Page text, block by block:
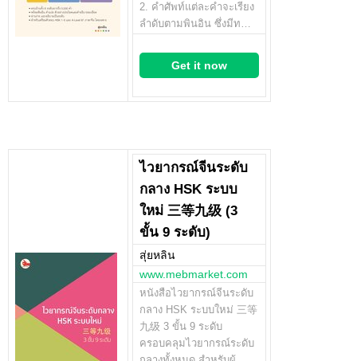
2. คำศัพท์แต่ละคำจะเรียง
ลำดับตามพินอิน ซึ่งมีท…
Get it now
ไวยากรณ์จีนระดับ
กลาง HSK ระบบ
ใหม่ 三等九级 (3
ขั้น 9 ระดับ)
สุ่ยหลิน
www.mebmarket.com
หนังสือไวยากรณ์จีนระดับ
กลาง HSK ระบบใหม่ 三等
九级 3 ขั้น 9 ระดับ
ครอบคลุมไวยากรณ์ระดับ